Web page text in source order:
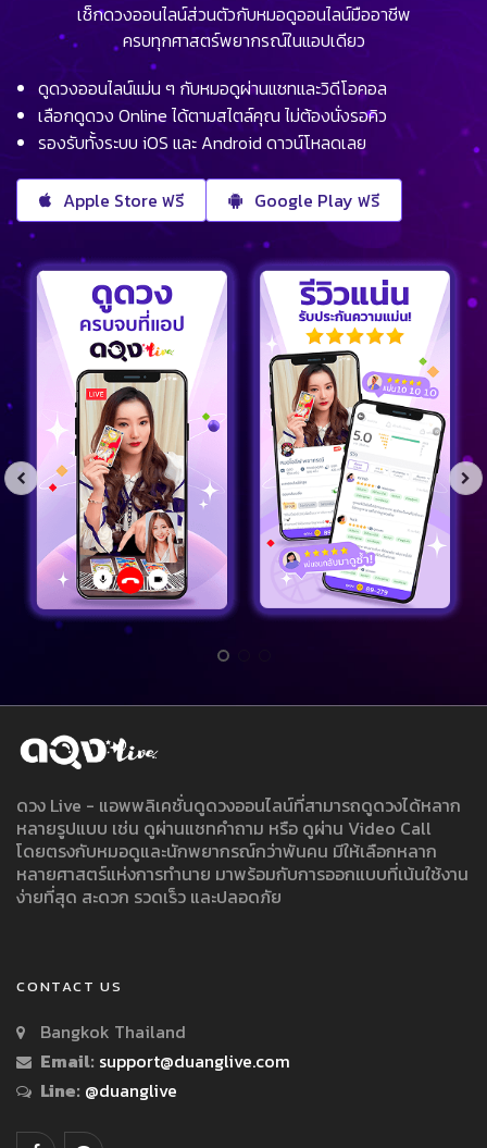
เช็กดวงออนไลน์ส่วนตัวกับหมอดูออนไลน์มืออาชีพ
ครบทุกศาสตร์พยากรณ์ในแอปเดียว
ดูดวงออนไลน์แม่น ๆ กับหมอดูผ่านแชทและวิดีโอคอล
เลือกดูดวง Online ได้ตามสไตล์คุณ ไม่ต้องนั่งรอคิว
รองรับทั้งระบบ iOS และ Android ดาวน์โหลดเลย
Apple Store ฟรี Google Play ฟรี
ดวง Live - แอพพลิเคชั่นดูดวงออนไลน์ที่สามารถดูดวงได้หลาก
หลายรูปแบบ เช่น ดูผ่านแชทคำถาม หรือ ดูผ่าน Video Call
โดยตรงกับหมอดูและนักพยากรณ์กว่าพันคน มีให้เลือกหลาก
หลายศาสตร์แห่งการทำนาย มาพร้อมกับการออกแบบที่เน้นใช้งาน
ง่ายที่สุด สะดวก รวดเร็ว และปลอดภัย
CONTACT US
Bangkok Thailand
Email: support@duanglive.com
Line: @duanglive